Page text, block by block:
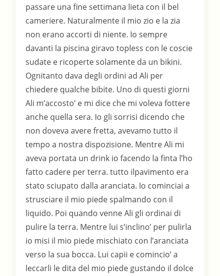
passare una fine settimana lieta con il bel
cameriere. Naturalmente il mio zio e la zia
non erano accorti di niente. Io sempre
davanti la piscina giravo topless con le coscie
sudate e ricoperte solamente da un bikini.
Ognitanto dava degli ordini ad Ali per
chiedere qualche bibite. Uno di questi giorni
Ali m’accosto’ e mi dice che mi voleva fottere
anche quella sera. Io gli sorrisi dicendo che
non doveva avere fretta, avevamo tutto il
tempo a nostra dispozisione. Mentre Ali mi
aveva portata un drink io facendo la finta l’ho
fatto cadere per terra. tutto ilpavimento era
stato sciupato dalla aranciata. Io cominciai a
strusciare il mio piede spalmando con il
liquido. Poi quando venne Ali gli ordinai di
pulire la terra. Mentre lui s’inclino’ per pulirla
io misi il mio piede mischiato con l’aranciata
verso la sua bocca. Lui capii e comincio’ a
leccarli le dita del mio piede gustando il dolce